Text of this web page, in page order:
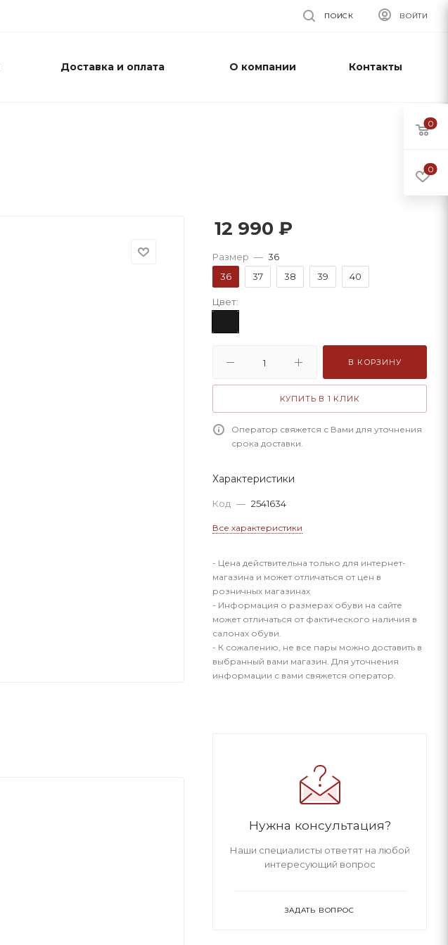
ВОЙТИ
ПОИСК
Доставка и оплата О компании Контакты
12 990 ₽
Размер — 36
36
37 38 39 40
Цвет:
В КОРЗИНУ
КУПИТЬ В 1 КЛИК
Оператор свяжется с Вами для уточнения
срока доставки.
Характеристики
Код — 2541634
Все характеристики
- Цена действительна только для интернет-
магазина и может отличаться от цен в
розничных магазинах
- Информация о размерах обуви на сайте
может отличаться от фактического наличия в
салонах обуви.
- К сожалению, не все пары можно доставить в
выбранный вами магазин. Для уточнения
информации с вами свяжется оператор.
Нужна консультация?
Наши специалисты ответят на любой
интересующий вопрос
ЗАДАТЬ ВОПРОС
0
0